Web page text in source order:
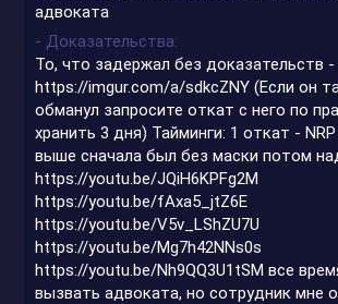
адвоката
- Доказательства
То, что задержал без доказательств -
https://imgur.com/a/sdkcZNY (Если он
обманул запросите откат с него по
хранить 3 дня) Тайминги: 1 откат -
выше сначала был без маски потом
https://youtu.be/JQiH6KPFg2M
https://youtu.be/fAxa5_jtZ6E
https://youtu.be/V5v_LShZU7U
https://youtu.be/Mg7h42NNs0s
https://youtu.be/Nh9QQ3U1tSM все
вызвать адвоката, но сотрудник мне